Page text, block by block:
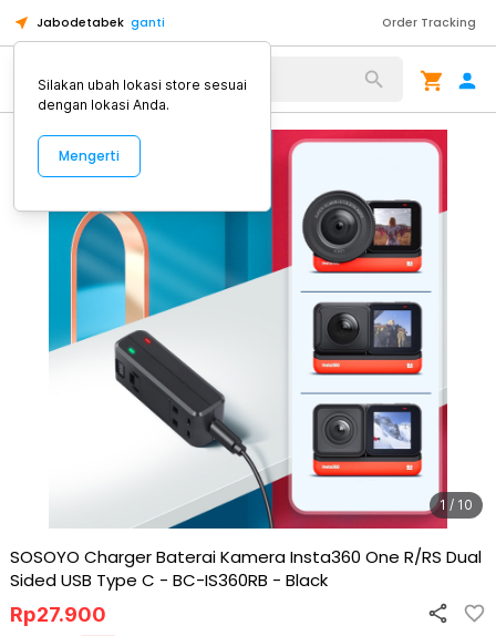
Jabodetabek ganti Order Tracking
Alat Kopi
1 / 10
SOSOYO Charger Baterai Kamera Insta360 One R/RS Dual
Sided USB Type C - BC-IS360RB - Black
Rp27.900
Silakan ubah lokasi store sesuai
dengan lokasi Anda.
Mengerti